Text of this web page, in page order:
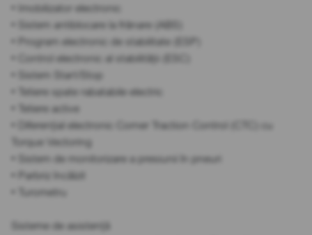
• Imobilizator electronic
• Sistem antiblocare la frânare (ABS)
• Program electronic de stabilitate (ESP)
• Control electronic al stabilității (ESC)
• Sistem Start/Stop
• Tetiere spate rabatabile electric
• Tetiere active
• Diferențial electronic Corner Traction Control (CTC) cu
Torque Vectoring
• Sistem de monitorizare a presiunii în pneuri
• Parbriz încălzit
• Turometru
Sisteme de asistență